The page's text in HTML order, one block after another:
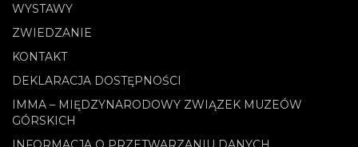
WYSTAWY
ZWIEDZANIE
KONTAKT
DEKLARACJA DOSTĘPNOŚCI
IMMA – MIĘDZYNARODOWY ZWIĄZEK MUZEÓW
GÓRSKICH